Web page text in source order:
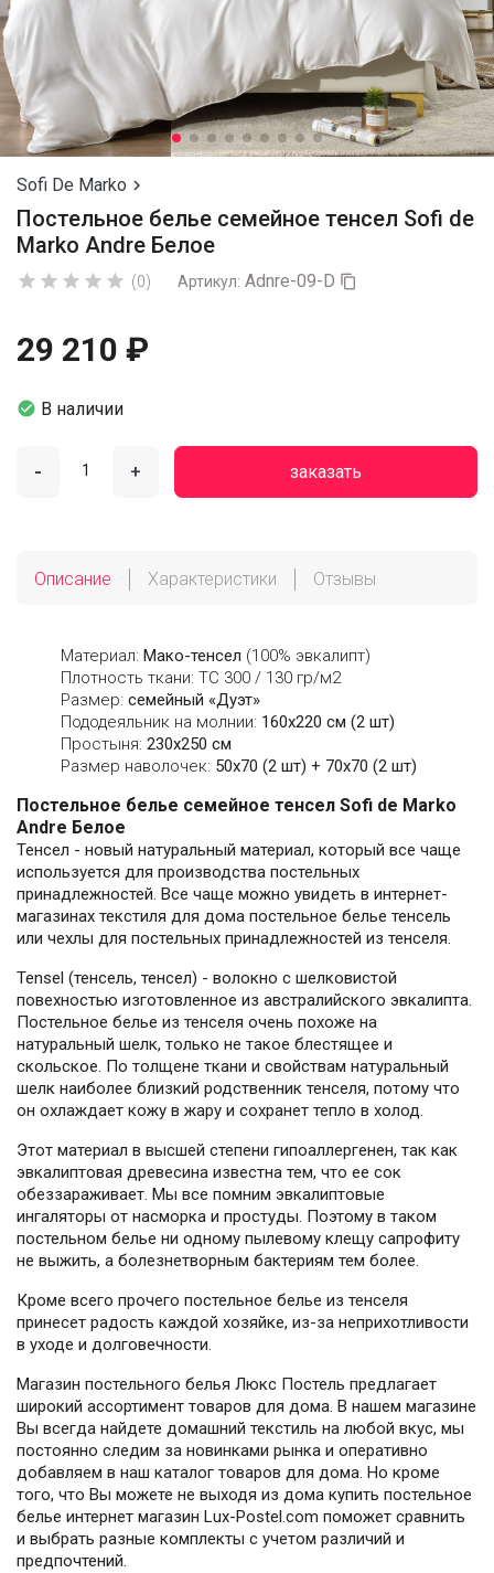
Sofi De Marko 
Постельное белье семейное тенсел Sofi de
Marko Andre Белое
     (0) Артикул: Adnre-09-D 
29 210 ₽
 В наличии
- + заказать
Описание Характеристики Отзывы
Материал: Мако-тенсел (100% эвкалипт)
Плотность ткани: ТС 300 / 130 гр/м2
Размер: семейный «Дуэт»
Пододеяльник на молнии: 160х220 см (2 шт)
Простыня: 230х250 см
Размер наволочек: 50x70 (2 шт) + 70x70 (2 шт)
Постельное белье семейное тенсел Sofi de Marko
Andre Белое
Тенсел - новый натуральный материал, который все чаще
используется для производства постельных
принадлежностей. Все чаще можно увидеть в интернет-
магазинах текстиля для дома постельное белье тенсель
или чехлы для постельных принадлежностей из тенселя.
Tensel (тенсель, тенсел) - волокно с шелковистой
повехностью изготовленное из австралийского эвкалипта.
Постельное белье из тенселя очень похоже на
натуральный шелк, только не такое блестящее и
скольское. По толщене ткани и свойствам натуральный
шелк наиболее близкий родственник тенселя, потому что
он охлаждает кожу в жару и сохранет тепло в холод.
Этот материал в высшей степени гипоаллергенен, так как
эвкалиптовая древесина известна тем, что ее сок
обеззараживает. Мы все помним эвкалиптовые
ингаляторы от насморка и простуды. Поэтому в таком
постельном белье ни одному пылевому клещу сапрофиту
не выжить, а болезнетворным бактериям тем более.
Кроме всего прочего постельное белье из тенселя
принесет радость каждой хозяйке, из-за неприхотливости
в уходе и долговечности.
Магазин постельного белья Люкс Постель предлагает
широкий ассортимент товаров для дома. В нашем магазине
Вы всегда найдете домашний текстиль на любой вкус, мы
постоянно следим за новинками рынка и оперативно
добавляем в наш каталог товаров для дома. Но кроме
того, что Вы можете не выходя из дома купить постельное
белье интернет магазин Lux-Postel.com поможет сравнить
и выбрать разные комплекты с учетом различий и
предпочтений.